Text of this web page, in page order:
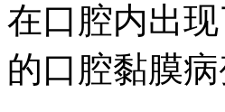
在口腔内出
的口腔黏膜